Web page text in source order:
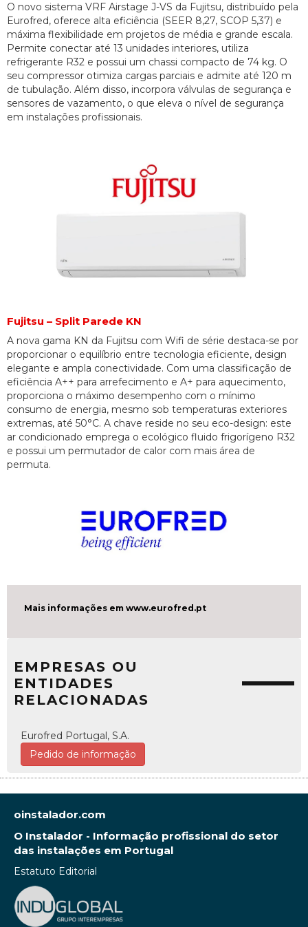
O novo sistema VRF Airstage J-VS da Fujitsu, distribuído pela
Eurofred, oferece alta eficiência (SEER 8,27, SCOP 5,37) e
máxima flexibilidade em projetos de média e grande escala.
Permite conectar até 13 unidades interiores, utiliza
refrigerante R32 e possui um chassi compacto de 74 kg. O
seu compressor otimiza cargas parciais e admite até 120 m
de tubulação. Além disso, incorpora válvulas de segurança e
sensores de vazamento, o que eleva o nível de segurança
em instalações profissionais.
Fujitsu – Split Parede KN
A nova gama KN da Fujitsu com Wifi de série destaca-se por
proporcionar o equilíbrio entre tecnologia eficiente, design
elegante e ampla conectividade. Com uma classificação de
eficiência A++ para arrefecimento e A+ para aquecimento,
proporciona o máximo desempenho com o mínimo
consumo de energia, mesmo sob temperaturas exteriores
extremas, até 50°C. A chave reside no seu eco-design: este
ar condicionado emprega o ecológico fluido frigorígeno R32
e possui um permutador de calor com mais área de
permuta.
Mais informações em www.eurofred.pt
EMPRESAS OU
ENTIDADES
RELACIONADAS
Eurofred Portugal, S.A.
Pedido de informação
oinstalador.com
O Instalador - Informação profissional do setor
das instalações em Portugal
Estatuto Editorial